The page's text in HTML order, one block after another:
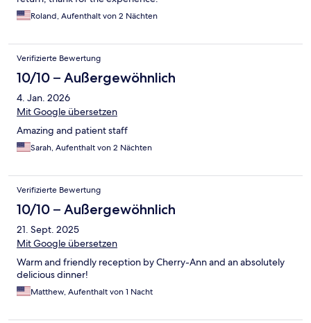
Roland, Aufenthalt von 2 Nächten
Verifizierte Bewertung
10/10 – Außergewöhnlich
4. Jan. 2026
Mit Google übersetzen
Amazing and patient staff
Sarah, Aufenthalt von 2 Nächten
Verifizierte Bewertung
10/10 – Außergewöhnlich
21. Sept. 2025
Mit Google übersetzen
Warm and friendly reception by Cherry-Ann and an absolutely
delicious dinner!
Matthew, Aufenthalt von 1 Nacht